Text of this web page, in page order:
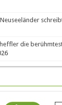
die